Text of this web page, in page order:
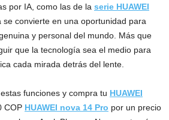
por IA, como las de la serie HUAWEI
se convierte en una oportunidad para
y personal del mundo. Más que
que la tecnología sea el medio para
cada mirada detrás del lente.
funciones y compra tu HUAWEI
COP HUAWEI nova 14 Pro por un precio